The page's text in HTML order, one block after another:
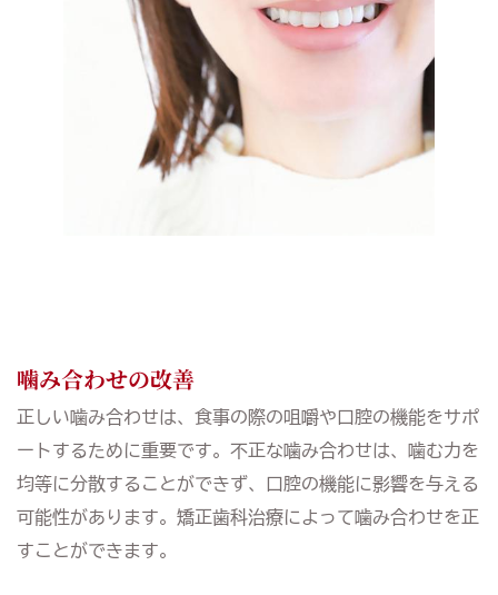
噛み合わせの改善
正しい噛み合わせは、食事の際の咀嚼や口腔の機能をサポ
ートするために重要です。不正な噛み合わせは、噛む力を
均等に分散することができず、口腔の機能に影響を与える
可能性があります。矯正歯科治療によって噛み合わせを正
すことができます。